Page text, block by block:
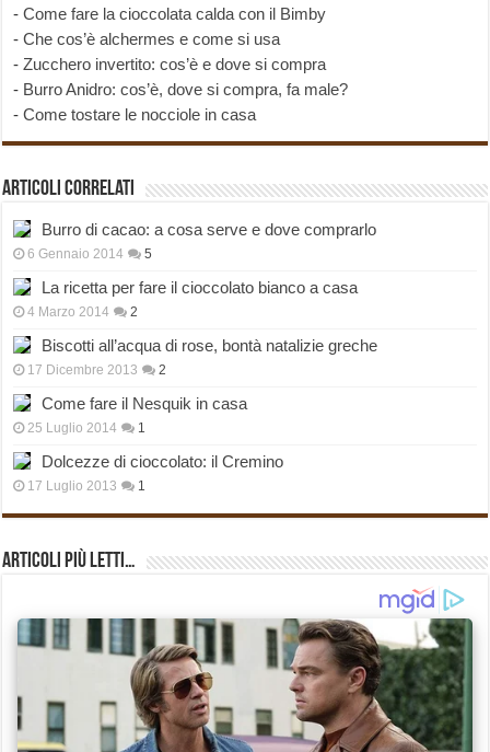
-Come fare la cioccolata calda con il Bimby
-Che cos’è alchermes e come si usa
-Zucchero invertito: cos’è e dove si compra
- Burro Anidro: cos’è, dove si compra, fa male?
-Come tostare le nocciole in casa
Articoli correlati
Burro di cacao: a cosa serve e dove comprarlo
6 Gennaio 2014 5
La ricetta per fare il cioccolato bianco a casa
4 Marzo 2014 2
Biscotti all’acqua di rose, bontà natalizie greche
17 Dicembre 2013 2
Come fare il Nesquik in casa
25 Luglio 2014 1
Dolcezze di cioccolato: il Cremino
17 Luglio 2013 1
Articoli più Letti…